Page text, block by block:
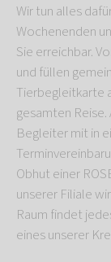
Wir tun alles
Wochenenden
Sie erreichbar.
und füllen
Tierbegleitkarte
gesamten
Begleiter mit in
Obhut einer
unserer Filiale
Raum findet
eines unserer